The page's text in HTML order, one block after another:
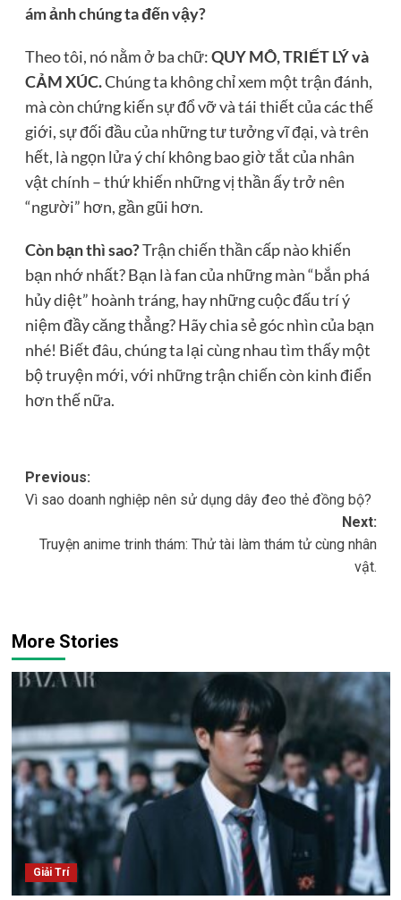
ám ảnh chúng ta đến vậy?
Theo tôi, nó nằm ở ba chữ:QUY MÔ, TRIẾT LÝ và
CẢM XÚC.Chúng ta không chỉ xem một trận đánh,
mà còn chứng kiến sự đổ vỡ và tái thiết của các thế
giới, sự đối đầu của những tư tưởng vĩ đại, và trên
hết, là ngọn lửa ý chí không bao giờ tắt của nhân
vật chính – thứ khiến những vị thần ấy trở nên
“người” hơn, gần gũi hơn.
Còn bạn thì sao?Trận chiến thần cấp nào khiến
bạn nhớ nhất? Bạn là fan của những màn “bắn phá
hủy diệt” hoành tráng, hay những cuộc đấu trí ý
niệm đầy căng thẳng? Hãy chia sẻ góc nhìn của bạn
nhé! Biết đâu, chúng ta lại cùng nhau tìm thấy một
bộ truyện mới, với những trận chiến còn kinh điển
hơn thế nữa.
Post
navigation
Previous:
Vì sao doanh nghiệp nên sử dụng dây đeo thẻ đồng bộ?
Next:
Truyện anime trinh thám: Thử tài làm thám tử cùng nhân
vật.
More Stories
Giải Trí